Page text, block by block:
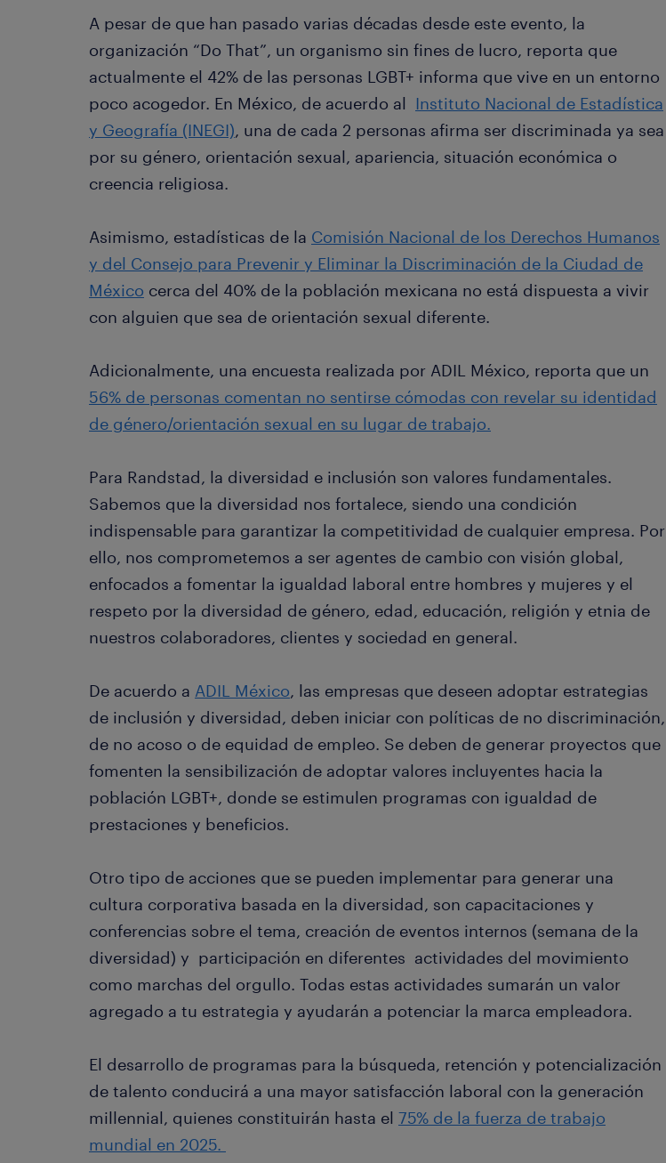
A pesar de que han pasado varias décadas desde este evento, la
organización “Do That”, un organismo sin fines de lucro, reporta que
actualmente el 42% de las personas LGBT+ informa que vive en un entorno
poco acogedor. En México, de acuerdo al Instituto Nacional de Estadística
y Geografía (INEGI), una de cada 2 personas afirma ser discriminada ya sea
por su género, orientación sexual, apariencia, situación económica o
creencia religiosa.
Asimismo, estadísticas de la Comisión Nacional de los Derechos Humanos
y del Consejo para Prevenir y Eliminar la Discriminación de la Ciudad de
México cerca del 40% de la población mexicana no está dispuesta a vivir
con alguien que sea de orientación sexual diferente.
Adicionalmente, una encuesta realizada por ADIL México, reporta que un
56% de personas comentan no sentirse cómodas con revelar su identidad
de género/orientación sexual en su lugar de trabajo.
Para Randstad, la diversidad e inclusión son valores fundamentales.
Sabemos que la diversidad nos fortalece, siendo una condición
indispensable para garantizar la competitividad de cualquier empresa. Por
ello, nos comprometemos a ser agentes de cambio con visión global,
enfocados a fomentar la igualdad laboral entre hombres y mujeres y el
respeto por la diversidad de género, edad, educación, religión y etnia de
nuestros colaboradores, clientes y sociedad en general.
De acuerdo a ADIL México, las empresas que deseen adoptar estrategias
de inclusión y diversidad, deben iniciar con políticas de no discriminación,
de no acoso o de equidad de empleo. Se deben de generar proyectos que
fomenten la sensibilización de adoptar valores incluyentes hacia la
población LGBT+, donde se estimulen programas con igualdad de
prestaciones y beneficios.
Otro tipo de acciones que se pueden implementar para generar una
cultura corporativa basada en la diversidad, son capacitaciones y
conferencias sobre el tema, creación de eventos internos (semana de la
diversidad) y participación en diferentes actividades del movimiento
como marchas del orgullo. Todas estas actividades sumarán un valor
agregado a tu estrategia y ayudarán a potenciar la marca empleadora.
El desarrollo de programas para la búsqueda, retención y potencialización
de talento conducirá a una mayor satisfacción laboral con la generación
millennial, quienes constituirán hasta el 75% de la fuerza de trabajo
mundial en 2025.